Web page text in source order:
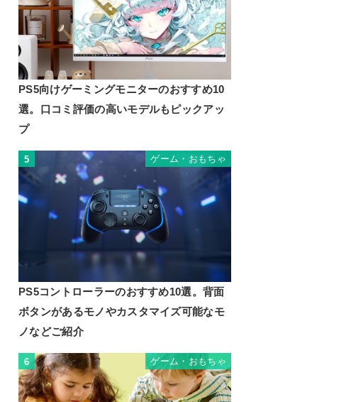
PS5向けゲーミングモニターのおすすめ10
選。口コミ評価の高いモデルもピックアッ
プ
5 ゲーム・おもちゃ
PS5コントローラーのおすすめ10選。背面
ボタンがあるモノやカスタマイズ可能なモ
ノなどご紹介
6 ゲーム・おもちゃ